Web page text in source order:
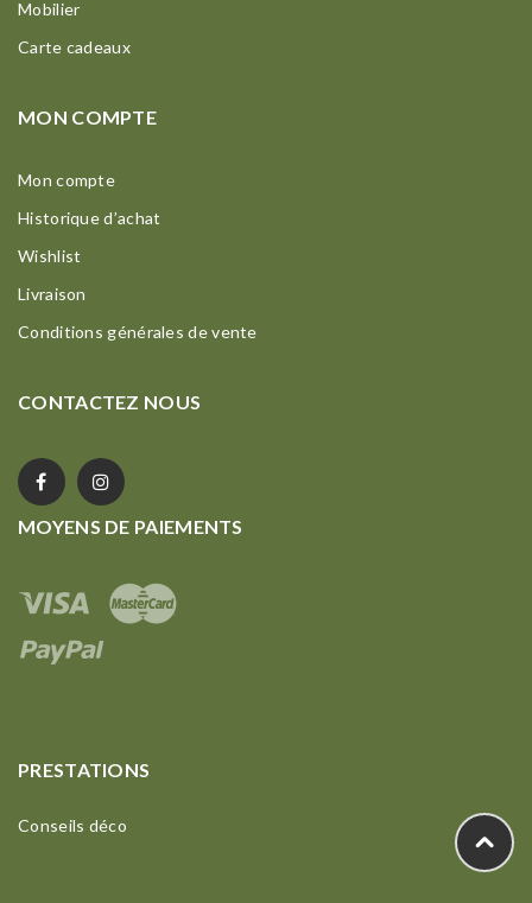
Mobilier
Carte cadeaux
MON COMPTE
Mon compte
Historique d’achat
Wishlist
Livraison
Conditions générales de vente
CONTACTEZ NOUS
MOYENS DE PAIEMENTS
PRESTATIONS
Conseils déco